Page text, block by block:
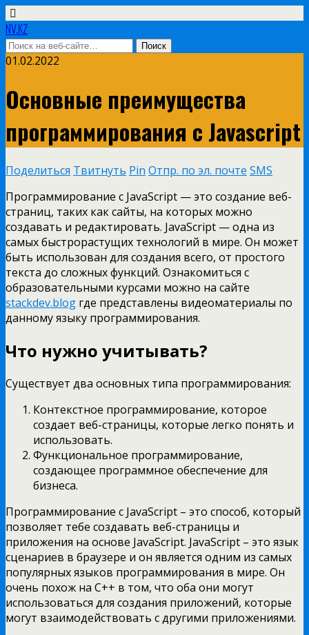
NV.KZ
01.02.2022
Основные преимущества
программирования с Javascript
Поделиться Твитнуть Pin Отпр. по эл. почте SMS
Программирование с JavaScript — это создание веб-
страниц, таких как сайты, на которых можно
создавать и редактировать. JavaScript — одна из
самых быстрорастущих технологий в мире. Он может
быть использован для создания всего, от простого
текста до сложных функций. Ознакомиться с
образовательными курсами можно на сайте
stackdev.blog где представлены видеоматериалы по
данному языку программирования.
Что нужно учитывать?
Существует два основных типа программирования:
Контекстное программирование, которое
создает веб-страницы, которые легко понять и
использовать.
Функциональное программирование,
создающее программное обеспечение для
бизнеса.
Программирование с JavaScript – это способ, который
позволяет тебе создавать веб-страницы и
приложения на основе JavaScript. JavaScript – это язык
сценариев в браузере и он является одним из самых
популярных языков программирования в мире. Он
очень похож на C++ в том, что оба они могут
использоваться для создания приложений, которые
могут взаимодействовать с другими приложениями.